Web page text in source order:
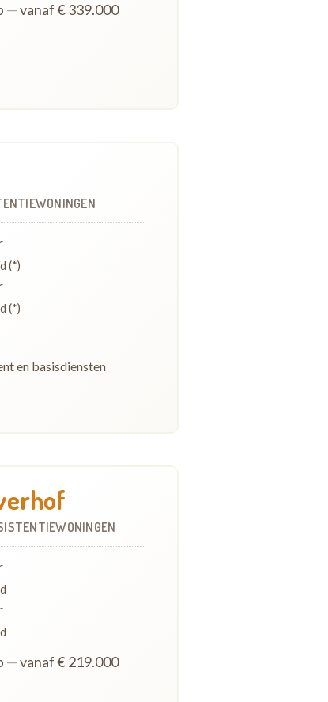
—vanaf € 339.000
(*)
(*)
en basisdiensten
—vanaf € 219.000